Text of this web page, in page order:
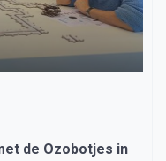
de Ozobotjes in